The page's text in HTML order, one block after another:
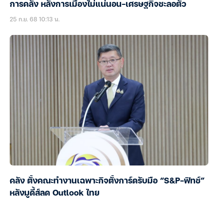
การคลัง หลังการเมืองไม่แน่นอน-เศรษฐกิจชะลอตัว
25 ก.ย. 68 10:13 น.
คลัง ตั้งคณะทำงานเฉพาะกิจตั้งการ์ดรับมือ “S&P-ฟิทช์”
หลังมูดี้ส์ลด Outlook ไทย